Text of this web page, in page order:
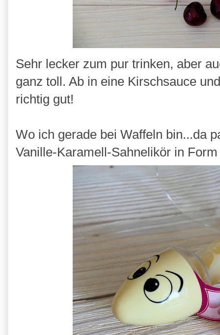
Sehr lecker zum pur trinken, aber
ganz toll. Ab in eine Kirschsauce
richtig gut!
Wo ich gerade bei Waffeln bin...da
Vanille-Karamell-Sahnelikör in